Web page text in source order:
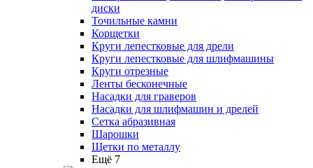
диски
Точильные камни
Корщетки
Круги лепестковые для дрели
Круги лепестковые для шлифмашины
Круги отрезные
Ленты бесконечные
Насадки для граверов
Насадки для шлифмашин и дрелей
Сетка абразивная
Шарошки
Щетки по металлу
Ещё 7